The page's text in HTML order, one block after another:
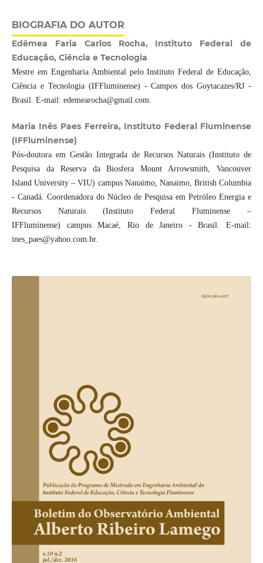
BIOGRAFIA DO AUTOR
Edêmea Faria Carlos Rocha, Instituto Federal de
Educação, Ciência e Tecnologia
Mestre em Engenharia Ambiental pelo Instituto Federal de Educação,
Ciência e Tecnologia (IFFluminense) - Campos dos Goytacazes/RJ -
Brasil. E-mail: edemearocha@gmail.com.
Maria Inês Paes Ferreira, Instituto Federal Fluminense
(IFFluminense)
Pós-doutora em Gestão Integrada de Recursos Naturais (Instituto de
Pesquisa da Reserva da Biosfera Mount Arrowsmith, Vancouver
Island University – VIU) campus Nanaimo, Nanaimo, British Columbia
- Canadá. Coordenadora do Núcleo de Pesquisa em Petróleo Energia e
Recursos Naturais (Instituto Federal Fluminense –
IFFluminense) campus Macaé, Rio de Janeiro - Brasil. E-mail:
ines_paes@yahoo.com.br.